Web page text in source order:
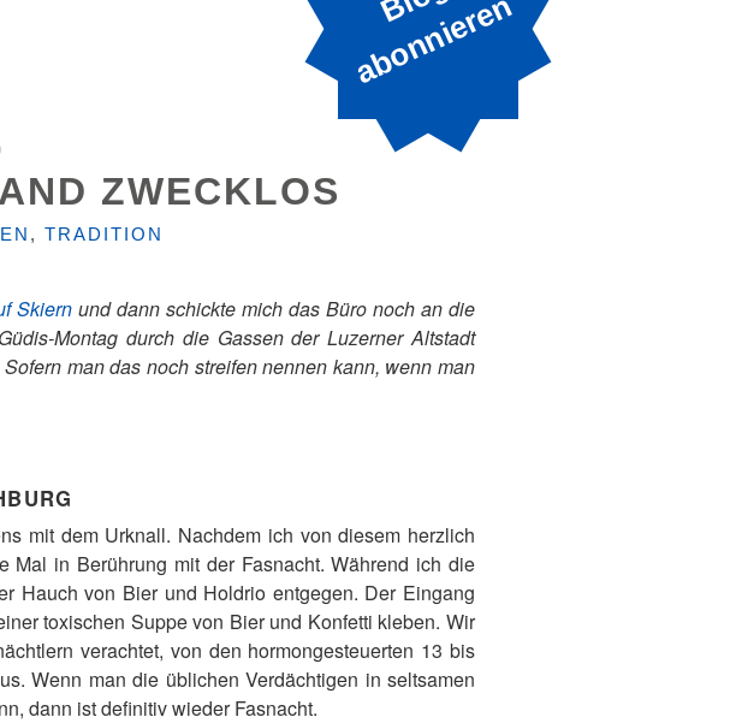
B
n
ZWECKLOS
, TRADITION
Skiern und dann schickte mich das Büro noch an die
Montag durch die Gassen der Luzerner Altstadt
man das noch streifen nennen kann, wenn man
mit dem Urknall. Nachdem ich von diesem herzlich
Mal in Berührung mit der Fasnacht. Während ich die
Hauch von Bier und Holdrio entgegen. Der Eingang
toxischen Suppe von Bier und Konfetti kleben. Wir
verachtet, von den hormongesteuerten 13 bis
Wenn man die üblichen Verdächtigen in seltsamen
dann ist definitiv wieder Fasnacht.